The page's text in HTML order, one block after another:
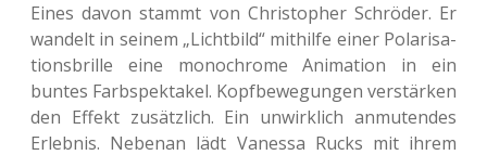
Eines davon stammt von Chris­to­pher Schrö­der. Er
wan­delt in seinem „Licht­bild“ mit­hil­fe einer Pola­ri­sa­
ti­ons­bril­le eine mono­chro­me Ani­ma­ti­on in ein
buntes Farb­spek­ta­kel. Kopf­be­we­gun­gen ver­stär­ken
den Effekt zusätz­lich. Ein unwirk­lich anmu­ten­des
Erleb­nis. Neben­an lädt Vanes­sa Rucks mit ihrem